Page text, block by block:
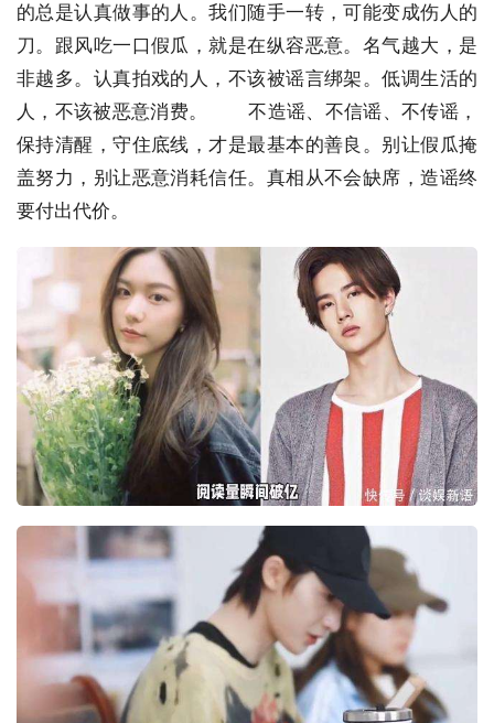
的总是认真做事的人。我们随手一转，可能变成伤人的
刀。跟风吃一口假瓜，就是在纵容恶意。名气越大，是
非越多。认真拍戏的人，不该被谣言绑架。低调生活的
人，不该被恶意消费。
不造谣、不信谣、不传谣，
保持清醒，守住底线，才是最基本的善良。别让假瓜掩
盖努力，别让恶意消耗信任。真相从不会缺席，造谣终
要付出代价。